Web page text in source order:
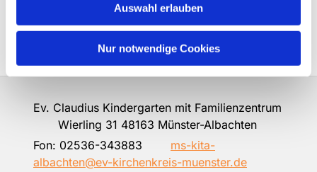
Auswahl erlauben
Nur notwendige Cookies
Ev. Claudius Kindergarten mit Familienzentrum
Wierling 31 48163 Münster-Albachten
Fon: 02536-343883
ms-kita-
albachten@ev-kirchenkreis-muenster.de